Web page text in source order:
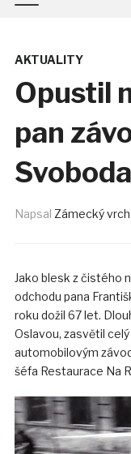
AKTUALITY
Opustil
pan
Napsal Zámecký vrch
Jako blesk z čistého
odchodu pana
roku dožil 67 let.
Oslavou, zasvětil
automobilovým
šéfa Restaurace Na